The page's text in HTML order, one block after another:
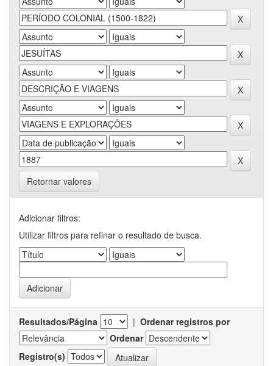
Retornar valores
Adicionar filtros:
Utilizar filtros para refinar o resultado de busca.
Resultados/Página | Ordenar registros por
Ordenar
Registro(s)